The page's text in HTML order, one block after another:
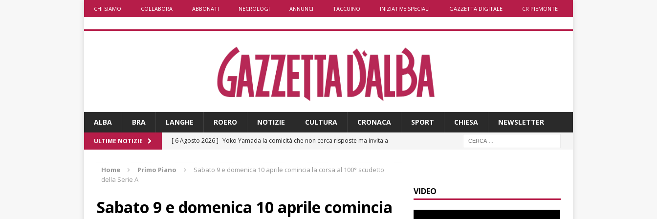
CHI SIAMO COLLABORA ABBONATI NECROLOGI ANNUNCI TACCUINO INIZIATIVE SPECIALI GAZZETTA DIGITALE CR PIEMONTE
ALBA BRA LANGHE ROERO NOTIZIE CULTURA CRONACA SPORT CHIESA NEWSLETTER
ULTIME NOTIZIE [ 6 Agosto 2026 ] Yoko Yamada la comicità che non cerca risposte ma invita a
[ 6 Agosto 2026 ] Pollenzo, l’acquedotto romano trova finalmente una nuova
[ 6 Agosto 2026 ] ITINERARI / L’Alta via del sale: la strada commerciale attraverso
Home Primo Piano
Sabato 9 e domenica 10 aprile comincia la corsa al 100° scudetto
della Serie A
Sabato 9 e domenica 10 aprile comincia
VIDEO